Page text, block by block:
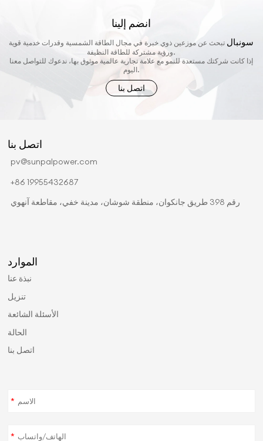
انضم إلينا
سونبال تبحث عن موزعين ذوي خبرة في مجال الطاقة الشمسية وقدرات خدمية قوية
ورؤية مشتركة للطاقة النظيفة.
إذا كانت شركتك مستعدة للنمو مع علامة تجارية عالمية موثوق بها، ندعوك للتواصل معنا
اليوم.
اتصل بنا
اتصل بنا
pv@sunpalpower.com
+86 19955432687
رقم 398 طريق جانكوان، منطقة شوشان، مدينة خفي، مقاطعة آنهوي
الموارد
نبذة عنا
تنزيل
الأسئلة الشائعة
الحالة
اتصل بنا
*
*